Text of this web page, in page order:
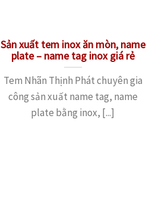
Sản xuất tem inox ăn mòn, name
plate – name tag inox giá rẻ
Tem Nhãn Thịnh Phát chuyên gia
công sản xuất name tag, name
plate bằng inox, [...]